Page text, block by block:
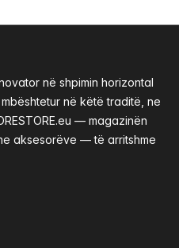
në shpimin horizontal
në këtë traditë, ne
— magazinën
aksesorëve — të arritshme